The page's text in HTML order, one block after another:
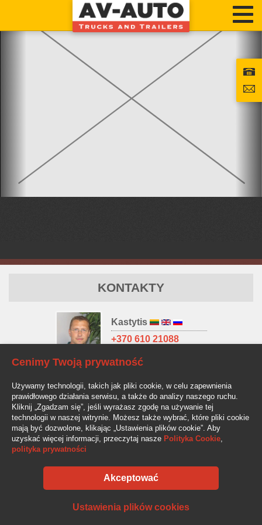
KONTAKTY
Kastytis
+370 610 21088
+370 685 32966
antanas.stake@av-auto.lt
AV-AUTO, "Amžinos vertybės", UAB Lentvario g. 77, LT-25128 Vilnius
Tel.: +370 610 210 88info@av-auto.lt
Cenimy Twoją prywatność
Używamy technologii, takich jak pliki cookie, w celu zapewnienia
prawidłowego działania serwisu, a także do analizy naszego ruchu.
Kliknij „Zgadzam się”, jeśli wyrażasz zgodę na używanie tej
technologii w naszej witrynie. Możesz także wybrać, które pliki cookie
mają być dozwolone, klikając „Ustawienia plików cookie”. Aby
uzyskać więcej informacji, przeczytaj nasze Polityka Cookie,
polityka prywatności
Akceptować
Ustawienia plików cookies